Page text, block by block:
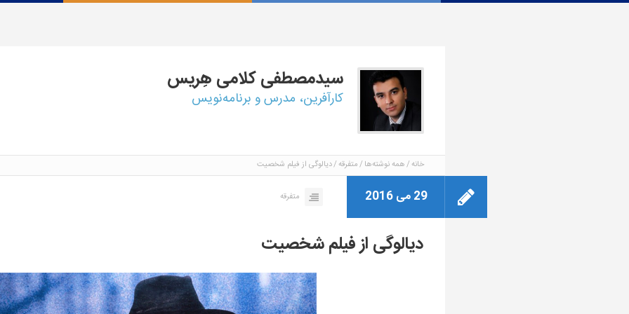
سیدمصطفیکلامی هِریس
کارآفرین، مدرس و برنامه‌نویس
خانه همه نوشته‌ها متفرقه دیالوگی از فیلم شخصیت
29 می 2016 متفرقه
دیالوگی از فیلم شخصیت